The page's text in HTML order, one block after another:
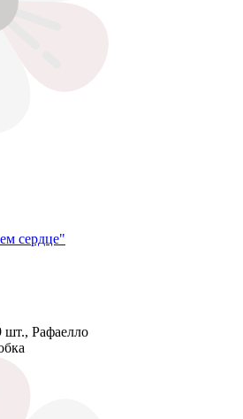
сердце"
шт., Рафаелло